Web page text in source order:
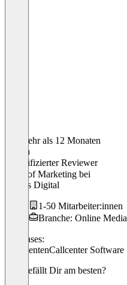
Vor mehr als 12 Monaten
Chiara
Verifizierter Reviewer
Head of Marketing bei
Cyclus Digital
1-50 Mitarbeiter:innen
Branche: Online Media
Use cases:
KI AgentenCallcenter Software
Was gefällt Dir am besten?